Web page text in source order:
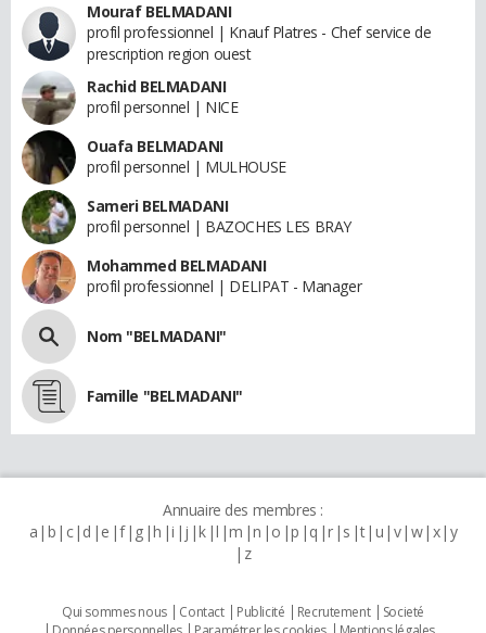
Mouraf BELMADANI
profil professionnel | Knauf Platres - Chef service de
prescription region ouest
Rachid BELMADANI
profil personnel | NICE
Ouafa BELMADANI
profil personnel | MULHOUSE
Sameri BELMADANI
profil personnel | BAZOCHES LES BRAY
Mohammed BELMADANI
profil professionnel | DELIPAT - Manager
Nom "BELMADANI"
Famille "BELMADANI"
Annuaire des membres :
a b c d e f g h i j k l m n o p q r s t u v w x y
z
Qui sommes nous Contact Publicité Recrutement
Societé